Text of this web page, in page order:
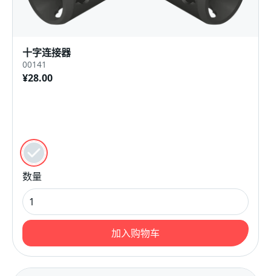
十字连接器
00141
¥28.00
颜色
黑色的
数量
加入购物车